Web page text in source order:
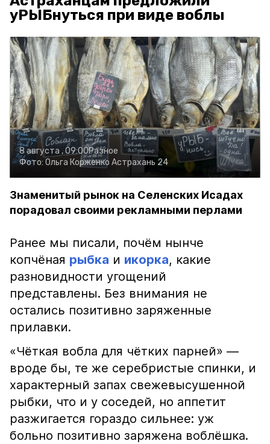
уРЫБнуться при виде воблы
8 августа , 09:00Разное
Фото: Ольга Корженко Астрахань 24
Знаменитый рынок на Селенских Исадах
порадовал своими рекламными перлами
Ранее мы писали, почём нынче
копчёная рыбка и икорка, какие
разновидности угощений
представлены. Без внимания не
остались позитивно заряженные
прилавки.
«Чёткая вобла для чётких парней» —
вроде бы, те же серебристые спинки, и
характерный запах свежевысушенной
рыбки, что и у соседей, но аппетит
разжигается гораздо сильнее: уж
больно позитивно заряжена воблёшка.